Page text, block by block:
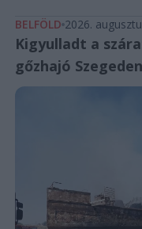
BELFÖLD 2026.
Kigyulladt a
gőzhajó Szegeden